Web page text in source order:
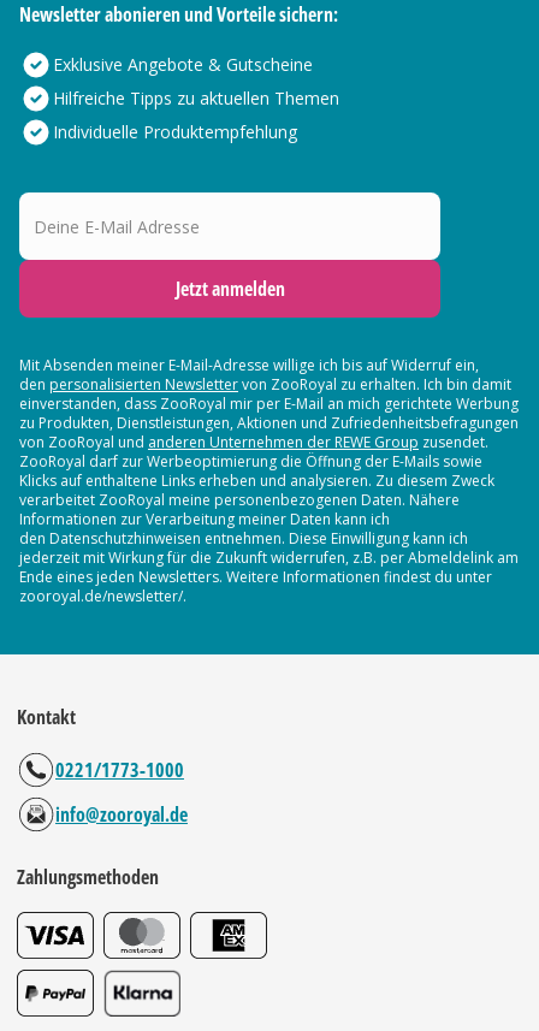
Newsletter abonieren und Vorteile sichern:
Exklusive Angebote & Gutscheine
Hilfreiche Tipps zu aktuellen Themen
Individuelle Produktempfehlung
Deine E-Mail Adresse
Jetzt anmelden
Mit Absenden meiner E-Mail-Adresse willige ich bis auf Widerruf ein,
den personalisierten Newslettervon ZooRoyal zu erhalten. Ich bin damit
einverstanden, dass ZooRoyal mir per E-Mail an mich gerichtete Werbung
zu Produkten, Dienstleistungen, Aktionen und Zufriedenheitsbefragungen
von ZooRoyal und anderen Unternehmen der REWE Group zusendet.
ZooRoyal darf zur Werbeoptimierung die Öffnung der E-Mails sowie
Klicks auf enthaltene Links erheben und analysieren. Zu diesem Zweck
verarbeitet ZooRoyal meine personenbezogenen Daten. Nähere
Informationen zur Verarbeitung meiner Daten kann ich
den Datenschutzhinweisen entnehmen. Diese Einwilligung kann ich
jederzeit mit Wirkung für die Zukunft widerrufen, z.B. per Abmeldelink am
Ende eines jeden Newsletters. Weitere Informationen findest du unter
zooroyal.de/newsletter/.
Kontakt
0221/1773-1000
info@zooroyal.de
Zahlungsmethoden